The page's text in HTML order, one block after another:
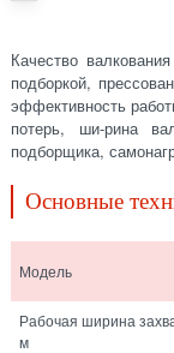
Качество
подборкой,
эффективность
потерь, ши-рина
подборщика,
Основные
Модель
Рабочая ширина
м